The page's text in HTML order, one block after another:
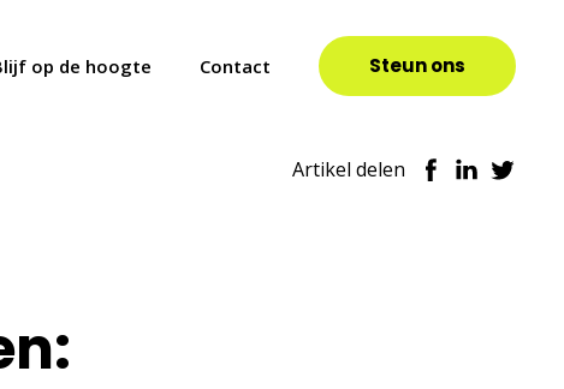
op de hoogte Contact Steun ons
Artikel delen